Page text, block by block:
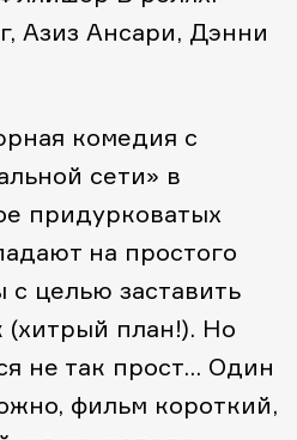
Азиз Ансари, Дэнни
комедия с
сети» в
придурковатых
на простого
с целью заставить
(хитрый план!). Но
не так прост… Один
фильм короткий,